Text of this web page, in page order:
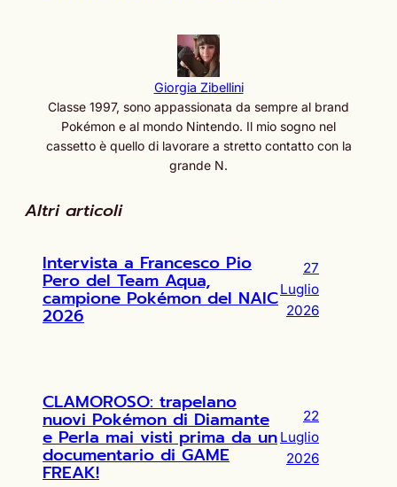
Giorgia Zibellini
Classe 1997, sono appassionata da sempre al brand
Pokémon e al mondo Nintendo. Il mio sogno nel
cassetto è quello di lavorare a stretto contatto con la
grande N.
Altri articoli
Intervista a Francesco Pio
Pero del Team Aqua,
campione Pokémon del NAIC
2026
27
Luglio
2026
CLAMOROSO: trapelano
nuovi Pokémon di Diamante
e Perla mai visti prima da un
documentario di GAME
FREAK!
22
Luglio
2026